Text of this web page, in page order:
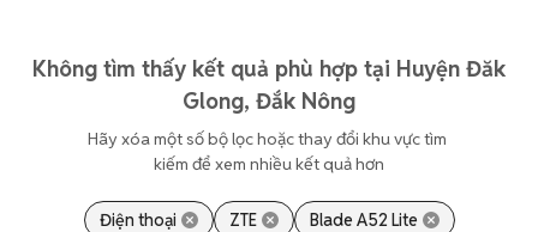
Không tìm thấy kết quả phù hợp tại Huyện Đăk
Glong, Đắk Nông
Hãy xóa một số bộ lọc hoặc thay đổi khu vực tìm
kiếm để xem nhiều kết quả hơn
Điện thoại ZTE Blade A52 Lite